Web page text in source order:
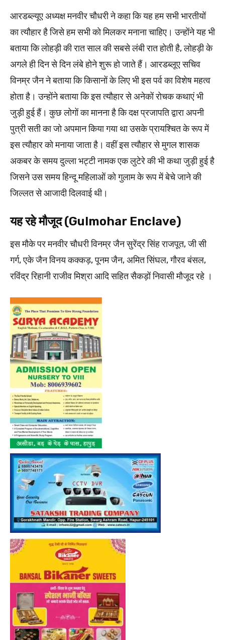
आरडब्ल्यूए अध्यक्ष मनवीर चौधरी ने कहा कि यह हम सभी भारतीयों
का त्यौहार है जिसे हम सभी को मिलकर मनाना चाहिए। उन्होंने यह भी
बताया कि लोहड़ी की रात साल की सबसे लंबी रात होती है, लोहड़ी के
अगले ही दिन से दिन लंबे होने शुरू हो जाते हैं। आरडब्लूए सचिव
विनम्र जैन ने बताया कि किसानों के लिए भी इस पर्व का विशेष महत्व
होता है। उन्होंने बताया कि इस त्यौहार से अनेकों रोचक कथाएं भी
जुड़ी हुई हैं। कुछ लोगों का मानना है कि दक्ष प्रजापति द्वारा अपनी
पुत्री सती का जो अपमान किया गया था उसके प्रायश्चित के रूप में
इस त्यौहार को मनाया जाता है। वहीं इस त्यौहार से मुगल शासक
अकबर के समय दुल्ला भट्टी नामक एक लुटेरे की भी कथा जुड़ी हुई है
जिसने उस समय हिन्दू महिलाओं को गुलाम के रूप में बेचे जाने की
जिल्लत से आजादी दिलवाई थी।
यह रहे मौजूद (Gulmohar Enclave)
इस मौके पर मनवीर चौधरी विनम्र जैन सुरेंद्र सिंह राजपूत, जी सी
गर्ग, एके जैन विनय कक्कड़, पूनम जैन, अमित सिंघल, गौरव बंसल,
रविंद्र रिहानी राजीव मिश्रा आदि सहित सैकड़ों निवासी मौजूद रहे ।